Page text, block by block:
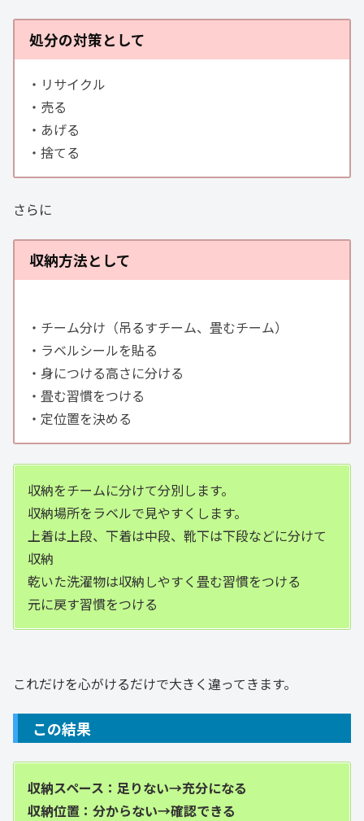
処分の対策として
・リサイクル
・売る
・あげる
・捨てる
さらに
収納方法として
・チーム分け（吊るすチーム、畳むチーム）
・ラベルシールを貼る
・身につける高さに分ける
・畳む習慣をつける
・定位置を決める
収納をチームに分けて分別します。
収納場所をラベルで見やすくします。
上着は上段、下着は中段、靴下は下段などに分けて
収納
乾いた洗濯物は収納しやすく畳む習慣をつける
元に戻す習慣をつける
これだけを心がけるだけで大きく違ってきます。
この結果
収納スペース：足りない→充分になる
収納位置：分からない→確認できる